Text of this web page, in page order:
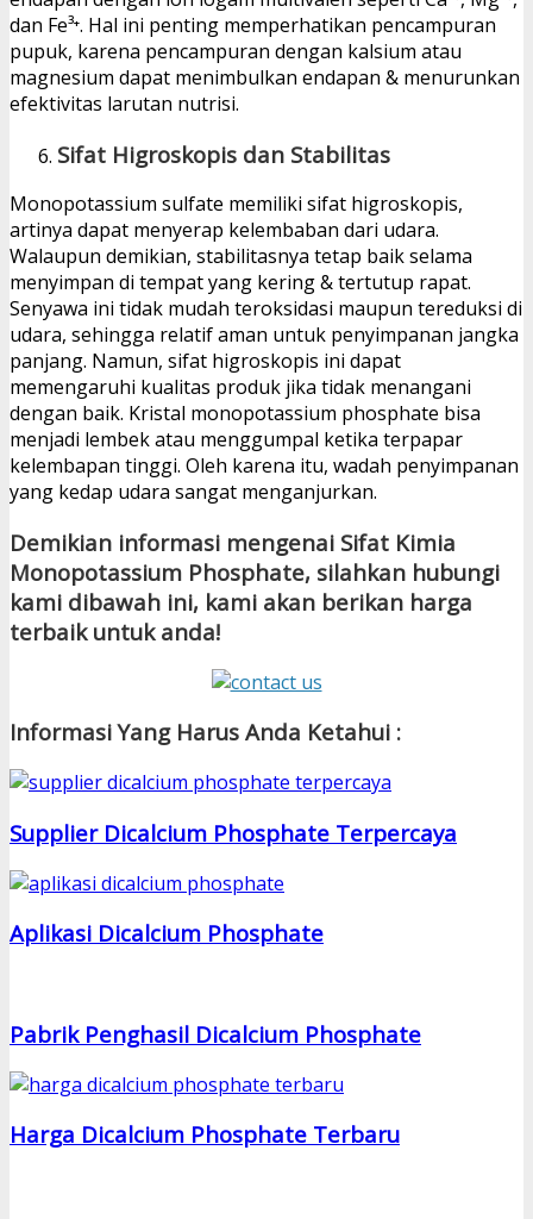
dan Fe³⁺. Hal ini penting memperhatikan pencampuran
pupuk, karena pencampuran dengan kalsium atau
magnesium dapat menimbulkan endapan & menurunkan
efektivitas larutan nutrisi.
Sifat Higroskopis dan Stabilitas
Monopotassium sulfate memiliki sifat higroskopis,
artinya dapat menyerap kelembaban dari udara.
Walaupun demikian, stabilitasnya tetap baik selama
menyimpan di tempat yang kering & tertutup rapat.
Senyawa ini tidak mudah teroksidasi maupun tereduksi di
udara, sehingga relatif aman untuk penyimpanan jangka
panjang. Namun, sifat higroskopis ini dapat
memengaruhi kualitas produk jika tidak menangani
dengan baik. Kristal monopotassium phosphate bisa
menjadi lembek atau menggumpal ketika terpapar
kelembapan tinggi. Oleh karena itu, wadah penyimpanan
yang kedap udara sangat menganjurkan.
Demikian informasi mengenai Sifat Kimia
Monopotassium Phosphate, silahkan hubungi
kami dibawah ini, kami akan berikan harga
terbaik untuk anda!
Informasi Yang Harus Anda Ketahui :
Supplier Dicalcium Phosphate Terpercaya
Aplikasi Dicalcium Phosphate
Pabrik Penghasil Dicalcium Phosphate
Harga Dicalcium Phosphate Terbaru